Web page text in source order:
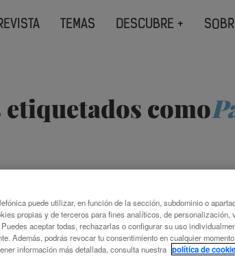
TEMAS DESCUBRE +
como
AL POR
EL
puede utilizar, en función de la sección, subdominio o
propias y de terceros para fines analíticos, de
aceptar todas, rechazarlas o configurar su uso
Además, podrás revocar tu consentimiento en cualquier
información más detallada, consulta nuestra política de